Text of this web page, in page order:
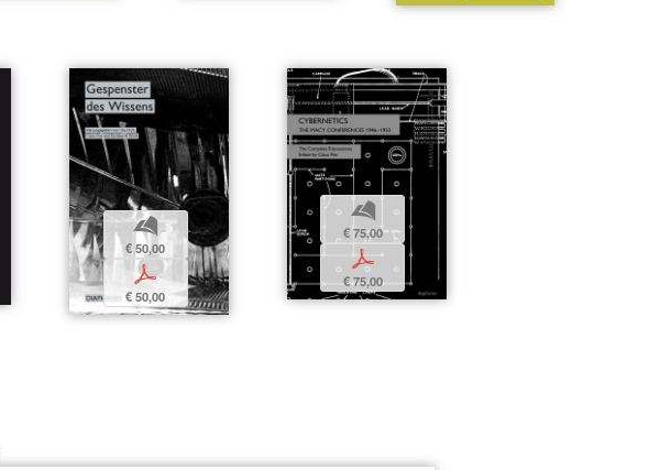
b
€ 50,00
p
€ 50,00
b
€ 75,00
p
€ 75,00